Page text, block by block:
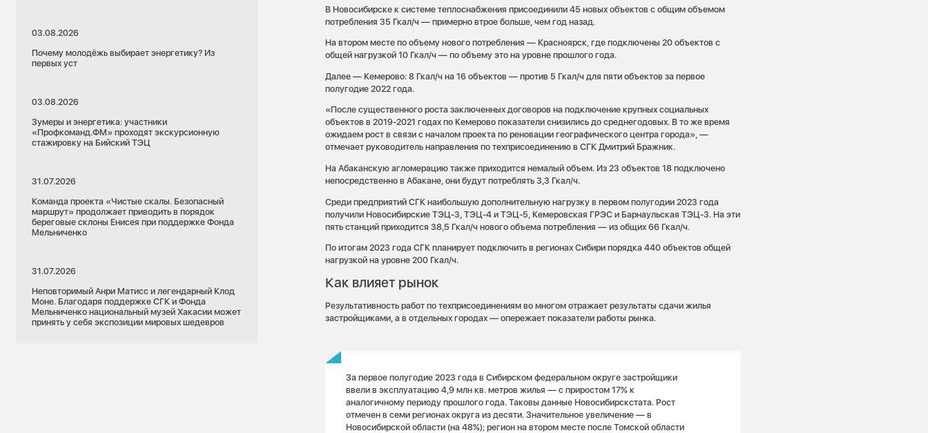
03.08.2026
Почему молодёжь выбирает энергетику? Из
первых уст
03.08.2026
Зумеры и энергетика: участники
«Профкоманд.ФМ» проходят экскурсионную
стажировку на Бийский ТЭЦ
31.07.2026
Команда проекта «Чистые скалы. Безопасный
маршрут» продолжает приводить в порядок
береговые склоны Енисея при поддержке Фонда
Мельниченко
31.07.2026
Неповторимый Анри Матисс и легендарный Клод
Моне. Благодаря поддержке СГК и Фонда
Мельниченко национальный музей Хакасии может
принять у себя экспозиции мировых шедевров
В Новосибирске к системе теплоснабжения присоединили 45 новых объектов с общим объемом
потребления 35 Гкал/ч — примерно втрое больше, чем год назад.
На втором месте по объему нового потребления — Красноярск, где подключены 20 объектов с
общей нагрузкой 10 Гкал/ч — по объему это на уровне прошлого года.
Далее — Кемерово: 8 Гкал/ч на 16 объектов — против 5 Гкал/ч для пяти объектов за первое
полугодие 2022 года.
«После существенного роста заключенных договоров на подключение крупных социальных
объектов в 2019-2021 годах по Кемерово показатели снизились до среднегодовых. В то же время
ожидаем рост в связи с началом проекта по реновации географического центра города», —
отмечает руководитель направления по техприсоединению в СГК Дмитрий Бражник.
На Абаканскую агломерацию также приходится немалый объем. Из 23 объектов 18 подключено
непосредственно в Абакане, они будут потреблять 3,3 Гкал/ч.
Среди предприятий СГК наибольшую дополнительную нагрузку в первом полугодии 2023 года
получили Новосибирские ТЭЦ-3, ТЭЦ-4 и ТЭЦ-5, Кемеровская ГРЭС и Барнаульская ТЭЦ-3. На эти
пять станций приходится 38,5 Гкал/ч нового объема потребления — из общих 66 Гкал/ч.
По итогам 2023 года СГК планирует подключить в регионах Сибири порядка 440 объектов общей
нагрузкой на уровне 200 Гкал/ч.
Как влияет рынок
Результативность работ по техприсоединениям во многом отражает результаты сдачи жилья
застройщиками, а в отдельных городах — опережает показатели работы рынка.
За первое полугодие 2023 года в Сибирском федеральном округе застройщики
ввели в эксплуатацию 4,9 млн кв. метров жилья — с приростом 17% к
аналогичному периоду прошлого года. Таковы данные Новосибирскстата. Рост
отмечен в семи регионах округа из десяти. Значительное увеличение — в
Новосибирской области (на 48%); регион на втором месте после Томской области